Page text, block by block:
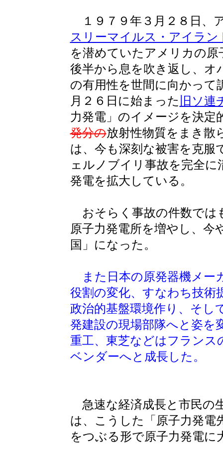
１９７９年３月２８日、
スリーマイルス・アイラン
を潜めていたアメリカの
後半から息を吹き返し、オ
の有用性を世間に向かって
月２６日に始まった 旧ソ
力発電」のイメージを決定
発分の放射性物質をまき散
は、今も深刻な被害を克
ェルノブイリ事故を完全
発電を拡大している。
おそらく事故の件数では
原子力発電所を増やし、今
国」になった。
また日本の原発器機メー
役割の変化、すなわち技術
政治的基盤環境作り、そし
発建設の現場部隊へと姿を
重工、東芝などはフランス
ベンダーへと成長した。
急速な経済成長と市民の
は、こうした「原子力発電
をつぶる形で原子力発電